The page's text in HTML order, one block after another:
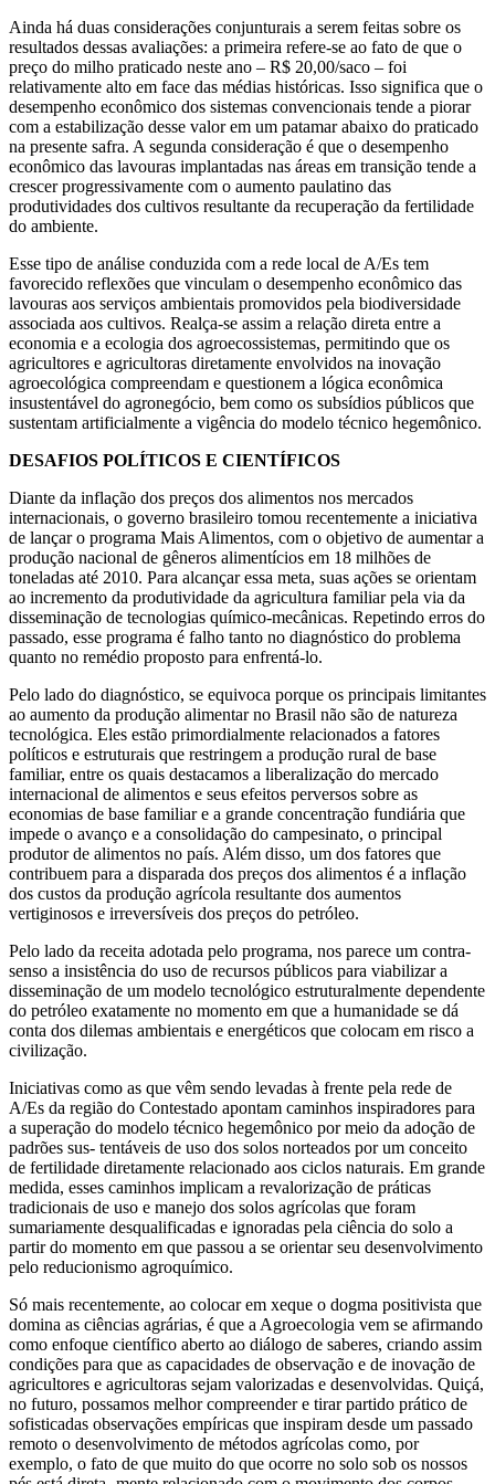
Ainda há duas considerações conjunturais a serem feitas sobre os
resultados dessas avaliações: a primeira refere-se ao fato de que o
preço do milho praticado neste ano – R$ 20,00/saco – foi
relativamente alto em face das médias históricas. Isso significa que o
desempenho econômico dos sistemas convencionais tende a piorar
com a estabilização desse valor em um patamar abaixo do praticado
na presente safra. A segunda consideração é que o desempenho
econômico das lavouras implantadas nas áreas em transição tende a
crescer progressivamente com o aumento paulatino das
produtividades dos cultivos resultante da recuperação da fertilidade
do ambiente.
Esse tipo de análise conduzida com a rede local de A/Es tem
favorecido reflexões que vinculam o desempenho econômico das
lavouras aos serviços ambientais promovidos pela biodiversidade
associada aos cultivos. Realça-se assim a relação direta entre a
economia e a ecologia dos agroecossistemas, permitindo que os
agricultores e agricultoras diretamente envolvidos na inovação
agroecológica compreendam e questionem a lógica econômica
insustentável do agronegócio, bem como os subsídios públicos que
sustentam artificialmente a vigência do modelo técnico hegemônico.
DESAFIOS POLÍTICOS E CIENTÍFICOS
Diante da inflação dos preços dos alimentos nos mercados
internacionais, o governo brasileiro tomou recentemente a iniciativa
de lançar o programa Mais Alimentos, com o objetivo de aumentar a
produção nacional de gêneros alimentícios em 18 milhões de
toneladas até 2010. Para alcançar essa meta, suas ações se orientam
ao incremento da produtividade da agricultura familiar pela via da
disseminação de tecnologias químico-mecânicas. Repetindo erros do
passado, esse programa é falho tanto no diagnóstico do problema
quanto no remédio proposto para enfrentá-lo.
Pelo lado do diagnóstico, se equivoca porque os principais limitantes
ao aumento da produção alimentar no Brasil não são de natureza
tecnológica. Eles estão primordialmente relacionados a fatores
políticos e estruturais que restringem a produção rural de base
familiar, entre os quais destacamos a liberalização do mercado
internacional de alimentos e seus efeitos perversos sobre as
economias de base familiar e a grande concentração fundiária que
impede o avanço e a consolidação do campesinato, o principal
produtor de alimentos no país. Além disso, um dos fatores que
contribuem para a disparada dos preços dos alimentos é a inflação
dos custos da produção agrícola resultante dos aumentos
vertiginosos e irreversíveis dos preços do petróleo.
Pelo lado da receita adotada pelo programa, nos parece um contra-
senso a insistência do uso de recursos públicos para viabilizar a
disseminação de um modelo tecnológico estruturalmente dependente
do petróleo exatamente no momento em que a humanidade se dá
conta dos dilemas ambientais e energéticos que colocam em risco a
civilização.
Iniciativas como as que vêm sendo levadas à frente pela rede de
A/Es da região do Contestado apontam caminhos inspiradores para
a superação do modelo técnico hegemônico por meio da adoção de
padrões sus- tentáveis de uso dos solos norteados por um conceito
de fertilidade diretamente relacionado aos ciclos naturais. Em grande
medida, esses caminhos implicam a revalorização de práticas
tradicionais de uso e manejo dos solos agrícolas que foram
sumariamente desqualificadas e ignoradas pela ciência do solo a
partir do momento em que passou a se orientar seu desenvolvimento
pelo reducionismo agroquímico.
Só mais recentemente, ao colocar em xeque o dogma positivista que
domina as ciências agrárias, é que a Agroecologia vem se afirmando
como enfoque científico aberto ao diálogo de saberes, criando assim
condições para que as capacidades de observação e de inovação de
agricultores e agricultoras sejam valorizadas e desenvolvidas. Quiçá,
no futuro, possamos melhor compreender e tirar partido prático de
sofisticadas observações empíricas que inspiram desde um passado
remoto o desenvolvimento de métodos agrícolas como, por
exemplo, o fato de que muito do que ocorre no solo sob os nossos